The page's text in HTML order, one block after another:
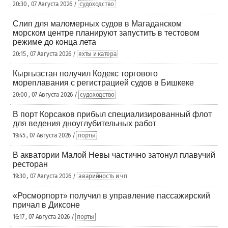
20:30 , 07 Августа 2026 / судоходство
Слип для маломерных судов в Магаданском
морском центре планируют запустить в тестовом
режиме до конца лета
20:15 , 07 Августа 2026 / яхты и катера
Кыргызстан получил Кодекс торгового
мореплавания с регистрацией судов в Бишкеке
20:00 , 07 Августа 2026 / судоходство
В порт Корсаков прибыл специализированный флот
для ведения дноуглубительных работ
19:45 , 07 Августа 2026 / порты
В акватории Малой Невы частично затонул плавучий
ресторан
19:30 , 07 Августа 2026 / аварийность и чп
«Росморпорт» получил в управление пассажирский
причал в Диксоне
16:17 , 07 Августа 2026 / порты